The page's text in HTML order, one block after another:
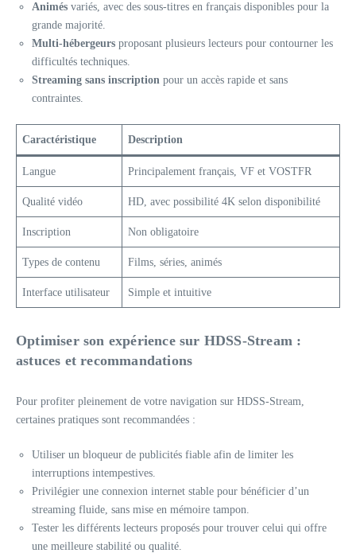
Animés variés, avec des sous-titres en français disponibles pour la
grande majorité.
Multi-hébergeurs proposant plusieurs lecteurs pour contourner les
difficultés techniques.
Streaming sans inscription pour un accès rapide et sans
contraintes.
Caractéristique Description
Langue Principalement français, VF et VOSTFR
Qualité vidéo HD, avec possibilité 4K selon disponibilité
Inscription Non obligatoire
Types de contenu Films, séries, animés
Interface utilisateur Simple et intuitive
Optimiser son expérience sur HDSS-Stream :
astuces et recommandations
Pour profiter pleinement de votre navigation sur HDSS-Stream,
certaines pratiques sont recommandées :
Utiliser un bloqueur de publicités fiable afin de limiter les
interruptions intempestives.
Privilégier une connexion internet stable pour bénéficier d’un
streaming fluide, sans mise en mémoire tampon.
Tester les différents lecteurs proposés pour trouver celui qui offre
une meilleure stabilité ou qualité.